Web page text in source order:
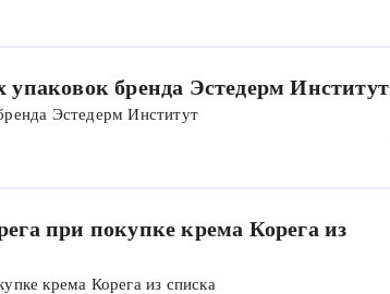
упаковок бренда Эстедерм Институт
Эстедерм Институт
при покупке крема Корега из
крема Корега из списка